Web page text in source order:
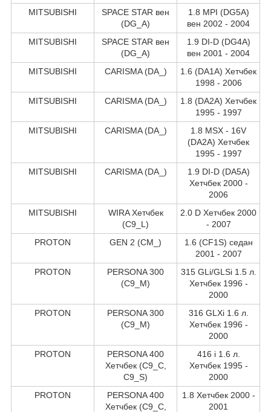
MITSUBISHI
SPACE STAR вен
(DG_A)
1.8 MPI (DG5A)
вен 2002 - 2004
MITSUBISHI
SPACE STAR вен
(DG_A)
1.9 DI-D (DG4A)
вен 2001 - 2004
MITSUBISHI
CARISMA (DA_)
1.6 (DA1A) Хетчбек
1998 - 2006
MITSUBISHI
CARISMA (DA_)
1.8 (DA2A) Хетчбек
1995 - 1997
MITSUBISHI
CARISMA (DA_)
1.8 MSX - 16V
(DA2A) Хетчбек
1995 - 1997
MITSUBISHI
CARISMA (DA_)
1.9 DI-D (DA5A)
Хетчбек 2000 -
2006
MITSUBISHI
WIRA Хетчбек
(C9_L)
2.0 D Хетчбек 2000
- 2007
PROTON
GEN 2 (CM_)
1.6 (CF1S) седан
2001 - 2007
PROTON
PERSONA 300
(C9_M)
315 GLi/GLSi 1.5 л.
Хетчбек 1996 -
2000
PROTON
PERSONA 300
(C9_M)
316 GLXi 1.6 л.
Хетчбек 1996 -
2000
PROTON
PERSONA 400
Хетчбек (C9_C,
C9_S)
416 i 1.6 л.
Хетчбек 1995 -
2000
PROTON
PERSONA 400
Хетчбек (C9_C,
1.8 Хетчбек 2000 -
2001